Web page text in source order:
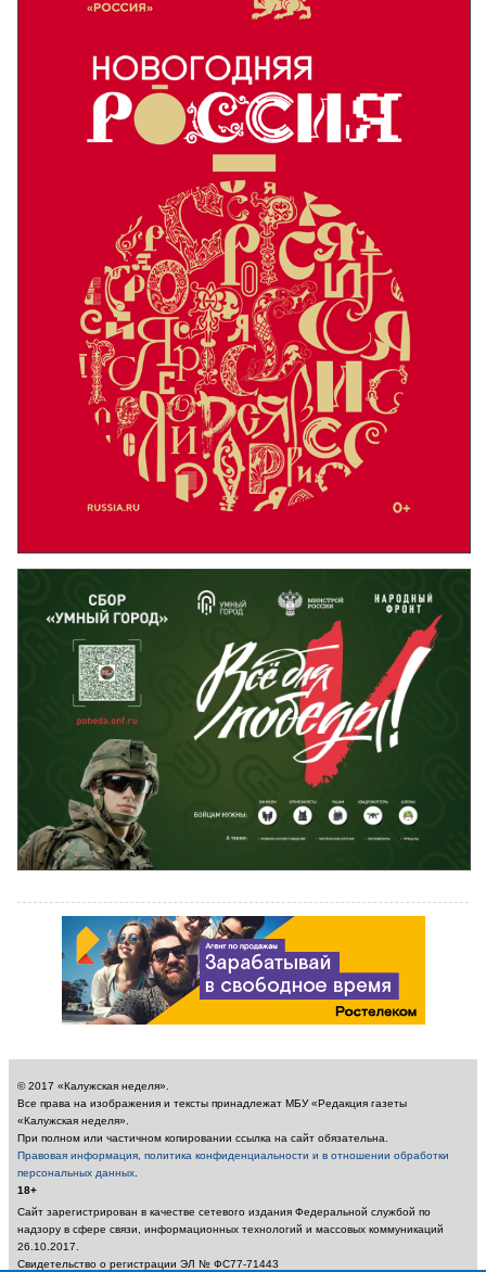
© 2017 «Калужская неделя».
Все права на изображения и тексты принадлежат МБУ «Редакция газеты
«Калужская неделя».
При полном или частичном копировании ссылка на сайт обязательна.
Правовая информация, политика конфиденциальности и в отношении обработки
персональных данных
18+
Сайт зарегистрирован в качестве сетевого издания Федеральной службой по
надзору в сфере связи, информационных технологий и массовых коммуникаций
26.10.2017.
Свидетельство о регистрации ЭЛ № ФС77-71443